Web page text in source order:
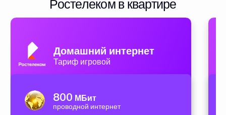
Ростелеком в квартире
Домашний интернет
Тариф игровой
800 МБит
проводной интернет